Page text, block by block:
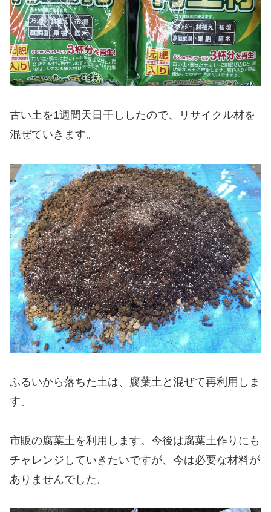
古い土を1週間天日干ししたので、リサイクル材を
混ぜていきます。
ふるいから落ちた土は、腐葉土と混ぜて再利用しま
す。
市販の腐葉土を利用します。今後は腐葉土作りにも
チャレンジしていきたいですが、今は必要な材料が
ありませんでした。